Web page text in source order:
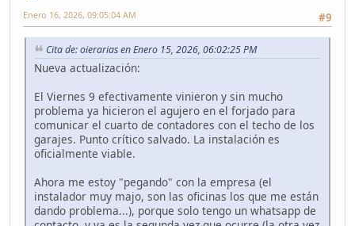
#9
Enero 16, 2026, 09:05:04 AM
Cita de: oierarias en Enero 15, 2026, 06:02:25 PM
Nueva actualización:
El Viernes 9 efectivamente vinieron y sin mucho
problema ya hicieron el agujero en el forjado para
comunicar el cuarto de contadores con el techo de los
garajes. Punto crítico salvado. La instalación es
oficialmente viable.
Ahora me estoy "pegando" con la empresa (el
instalador muy majo, son las oficinas los que me están
dando problema...), porque solo tengo un whatsapp de